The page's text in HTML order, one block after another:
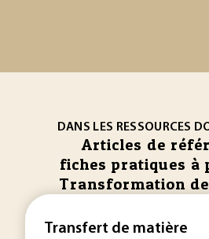
DANS LES RESSOURCES
Articles de
fiches pratiques à
Transformation
Transfert de matière